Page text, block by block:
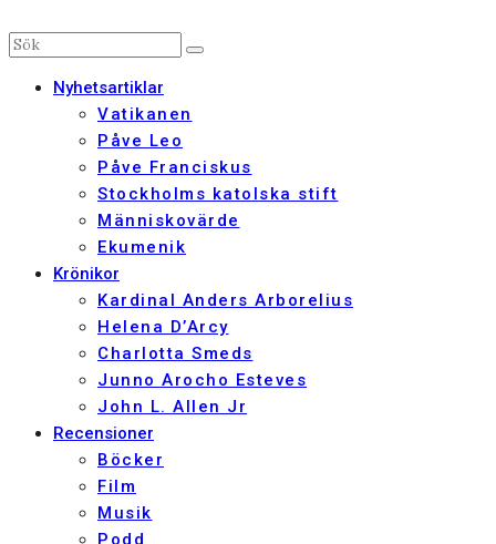
Nyhetsartiklar
Vatikanen
Påve Leo
Påve Franciskus
Stockholms katolska stift
Människovärde
Ekumenik
Krönikor
Kardinal Anders Arborelius
Helena D’Arcy
Charlotta Smeds
Junno Arocho Esteves
John L. Allen Jr
Recensioner
Böcker
Film
Musik
Podd